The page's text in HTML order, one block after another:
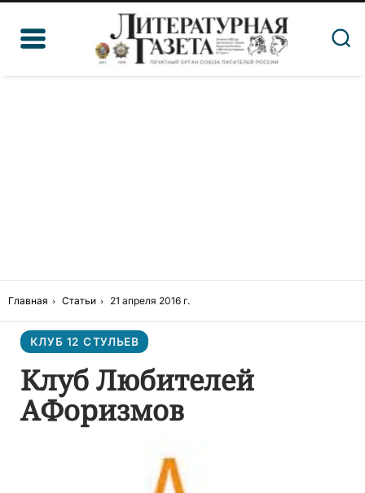
Главная Статьи 21 апреля 2016 г.
КЛУБ 12 СТУЛЬЕВ
Клуб Любителей
АФоризмов